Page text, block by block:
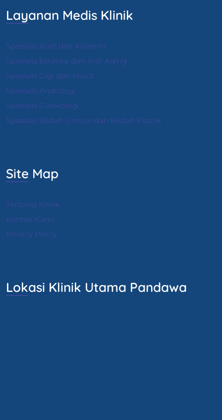
Layanan Medis Klinik
Spesialis Kulit dan Kelamin
Spesialis Estetika dan Anti Aging
Spesialis Gigi dan Mulut
Spesialis Andrologi
Spesialis Ginekologi
Spesialis Bedah Umum dan Bedah Plastik
Site Map
Tentang Klinik
Kontak Kami
Privacy Policy
Lokasi Klinik Utama Pandawa